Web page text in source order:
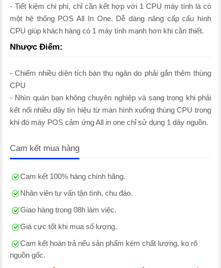
- Tiết kiệm chi phí, chỉ cần kết hợp với 1 CPU máy tính là có
một hệ thống POS All In One. Dễ dàng nâng cấp cấu hình
CPU giúp khách hàng có 1 máy tính mạnh hơn khi cần thiết.
Nhược Điểm:
- Chiếm nhiều diện tích bàn thu ngân do phải gắn thêm thùng
CPU
- Nhìn quán bạn không chuyên nghiệp và sang trọng khi phải
kết nối nhiều dây tín hiệu từ màn hình xuống thùng CPU trong
khi đó máy POS cảm ứng All in one chỉ sử dụng 1 dây nguồn.
Cam kết mua hàng
Cam kết 100% hàng chính hãng.
Nhân viên tư vấn tận tình, chu đáo.
Giao hàng trong 08h làm việc.
Giá cực tốt khi mua số lượng.
Cam kết hoàn trả nếu sản phẩm kém chất lượng, ko rõ
nguồn gốc.